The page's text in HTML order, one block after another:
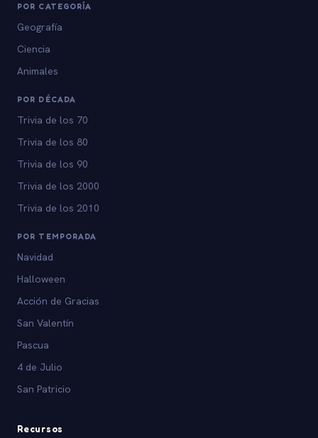
POR CATEGORÍA
Geografía
Ciencia
Animales
POR DÉCADA
Trivia de los 70
Trivia de los 80
Trivia de los 90
Trivia de los 2000
Trivia de los 2010
POR TEMPORADA
Navidad
Halloween
Acción de Gracias
San Valentín
Pascua
4 de Julio
San Patricio
Recursos